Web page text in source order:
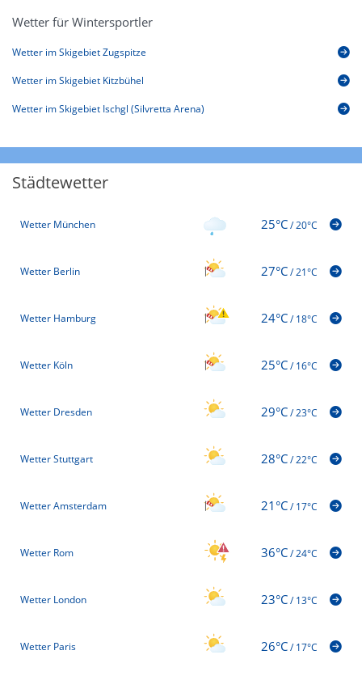
Wetter für Wintersportler
Wetter im Skigebiet Zugspitze
Wetter im Skigebiet Kitzbühel
Wetter im Skigebiet Ischgl (Silvretta Arena)
Städtewetter
Wetter München 25°C/20°C
Wetter Berlin 27°C/21°C
Wetter Hamburg 24°C/18°C
Wetter Köln 25°C/16°C
Wetter Dresden 29°C/23°C
Wetter Stuttgart 28°C/22°C
Wetter Amsterdam 21°C/17°C
Wetter Rom 36°C/24°C
Wetter London 23°C/13°C
Wetter Paris 26°C/17°C